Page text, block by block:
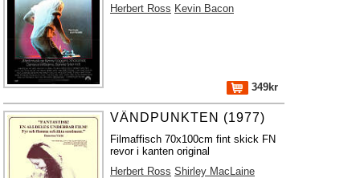
Herbert Ross Kevin Bacon
349kr
VÄNDPUNKTEN (1977)
Filmaffisch 70x100cm fint skick FN
revor i kanten original
Herbert Ross Shirley MacLaine